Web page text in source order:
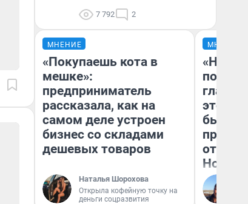
7 792 2
МНЕНИЕ
«Покупаешь кота в
мешке»:
предприниматель
рассказала, как на
самом деле устроен
бизнес со складами
дешевых товаров
Наталья Шорохова
Открыла кофейную точку на
деньги соцразвития
МНЕНИЕ
этого
бьет
отзыв
Нолана